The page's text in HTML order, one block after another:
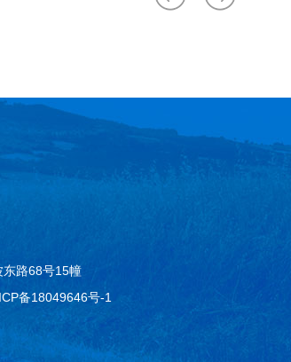
东路68号15幢
备18049646号-1